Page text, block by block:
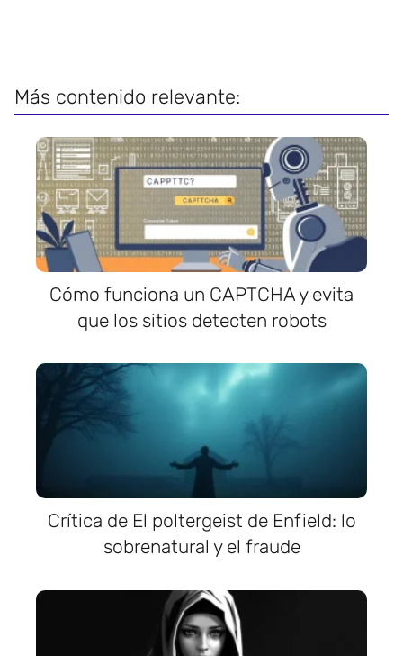
Más contenido relevante:
Cómo funciona un CAPTCHA y evita
que los sitios detecten robots
Crítica de El poltergeist de Enfield: lo
sobrenatural y el fraude